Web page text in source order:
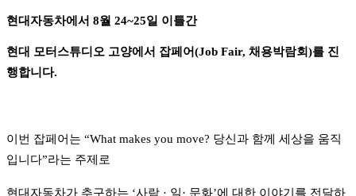
현대자동차에서 8월 24~25일 이틀간
현대 모터스튜디오 고양에서 잡페어(Job Fair, 채용박람회)를 진
행합니다.
이번 잡페어는 “What makes you move? 당신과 함께 세상을 움직
입니다”라는 주제로
현대자동차가 추구하는 ‘사람 · 일· 문화’에 대한 이야기를 전달하